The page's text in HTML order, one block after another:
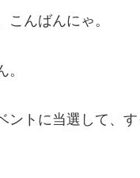
こんばんにゃ。
ントに当選して、